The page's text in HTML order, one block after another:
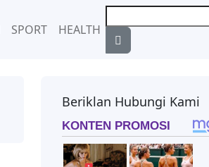
SPORT HEALTH
Beriklan Hubungi Kami